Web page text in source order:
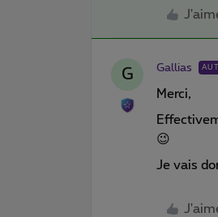
G Gallias
Merci,
😉
Je vais